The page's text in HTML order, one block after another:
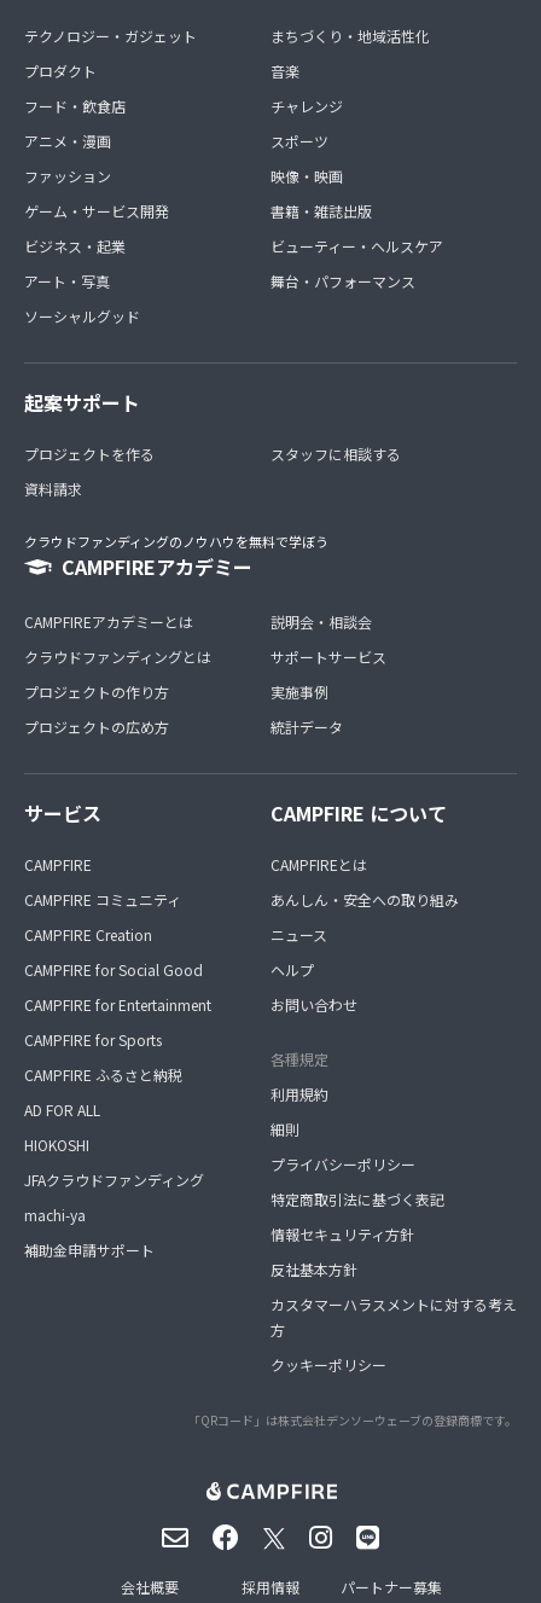
テクノロジー・ガジェット
プロダクト
フード・飲食店
アニメ・漫画
ファッション
ゲーム・サービス開発
ビジネス・起業
アート・写真
ソーシャルグッド
まちづくり・地域活性化
音楽
チャレンジ
スポーツ
映像・映画
書籍・雑誌出版
ビューティー・ヘルスケア
舞台・パフォーマンス
起案サポート
プロジェクトを作る
資料請求
スタッフに相談する
クラウドファンディングのノウハウを無料で学ぼう
CAMPFIREアカデミー
CAMPFIREアカデミーとは
クラウドファンディングとは
プロジェクトの作り方
プロジェクトの広め方
説明会・相談会
サポートサービス
実施事例
統計データ
サービス
CAMPFIRE
CAMPFIRE コミュニティ
CAMPFIRE Creation
CAMPFIRE for Social Good
CAMPFIRE for Entertainment
CAMPFIRE for Sports
CAMPFIRE ふるさと納税
AD FOR ALL
HIOKOSHI
JFAクラウドファンディング
machi-ya
補助金申請サポート
CAMPFIRE について
CAMPFIREとは
あんしん・安全への取り組み
ニュース
ヘルプ
お問い合わせ
各種規定
利用規約
細則
プライバシーポリシー
特定商取引法に基づく表記
情報セキュリティ方針
反社基本方針
カスタマーハラスメントに対する考え
方
クッキーポリシー
「QRコード」は株式会社デンソーウェーブの登録商標です。
会社概要 採用情報 パートナー募集